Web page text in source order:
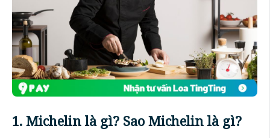
1. Michelin là gì? Sao Michelin là gì?